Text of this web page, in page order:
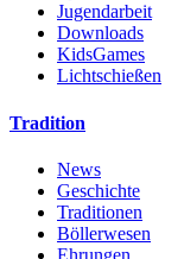
Jugendarbeit
Downloads
KidsGames
Lichtschießen
Tradition
News
Geschichte
Traditionen
Böllerwesen
Ehrungen